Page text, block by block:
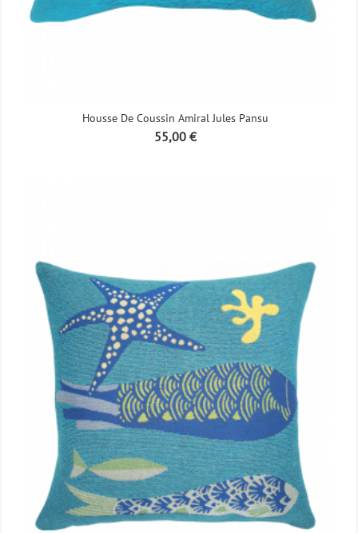
Housse De Coussin Amiral Jules Pansu
Prix
55,00 €